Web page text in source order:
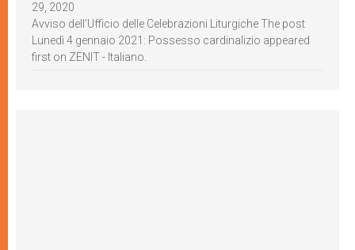
29, 2020
Avviso dell’Ufficio delle Celebrazioni Liturgiche The post
Lunedì 4 gennaio 2021: Possesso cardinalizio appeared
first on ZENIT - Italiano.